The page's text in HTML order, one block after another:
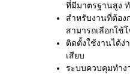
ที่มีมาตรฐานสูง
สำหรับงานที่ต้อง
สามารถเลือกใช้
ติดตั้งใช้งานได้ง่
เสียบ
ระบบควบคุมทำง